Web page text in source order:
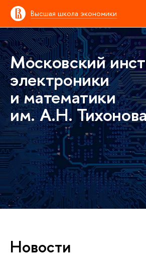
Высшая школа экономики
Московский
электроники
и математики
им. А.Н.
Новости